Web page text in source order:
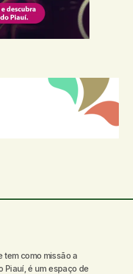
tem como missão a
Piauí, é um espaço de